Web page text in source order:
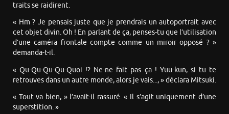
traits se raidirent.
« Hm ? Je pensais juste que je prendrais un autoportrait avec
cet objet divin. Oh ! En parlant de ça, penses-tu que l’utilisation
d’une caméra frontale compte comme un miroir opposé ? »
demanda-t-il.
« Qu-Qu-Qu-Qu-Quoi !? Ne-ne fait pas ça ! Yuu-kun, si tu te
retrouves dans un autre monde, alors je vais..., » déclara Mitsuki.
« Tout va bien, » l’avait-il rassuré. « Il s’agit uniquement d’une
superstition. »